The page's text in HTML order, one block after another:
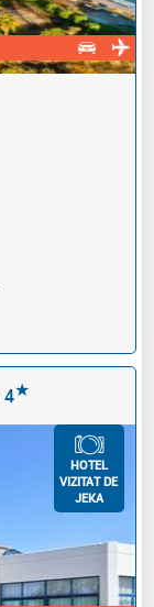
4★
HOTEL
VIZITAT DE
JEKA